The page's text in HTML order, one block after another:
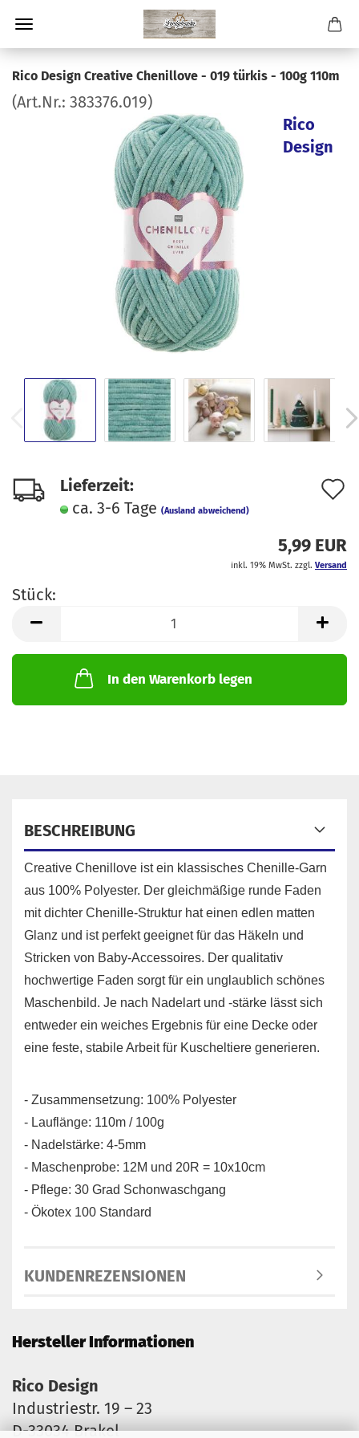
Rico Design Creative Chenillove - 019 türkis - 100g 110m
(Art.Nr.: 383376.019)
Rico
Design
Lieferzeit:
ca. 3-6 Tage (Ausland abweichend)
5,99 EUR
inkl. 19% MwSt. zzgl. Versand
Stück:
Stück
In den Warenkorb legen
BESCHREIBUNG
Creative Chenillove ist ein klassisches Chenille-Garn
aus 100% Polyester. Der gleichmäßige runde Faden
mit dichter Chenille-Struktur hat einen edlen matten
Glanz und ist perfekt geeignet für das Häkeln und
Stricken von Baby-Accessoires. Der qualitativ
hochwertige Faden sorgt für ein unglaublich schönes
Maschenbild. Je nach Nadelart und -stärke lässt sich
entweder ein weiches Ergebnis für eine Decke oder
eine feste, stabile Arbeit für Kuscheltiere generieren.
- Zusammensetzung: 100% Polyester
- Lauflänge: 110m / 100g
- Nadelstärke: 4-5mm
- Maschenprobe: 12M und 20R = 10x10cm
- Pflege: 30 Grad Schonwaschgang
- Ökotex 100 Standard
KUNDENREZENSIONEN
Hersteller Informationen
Rico Design
Industriestr. 19 – 23
D-33034 Brakel